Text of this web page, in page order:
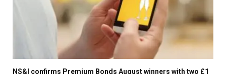
NS&I confirms Premium Bonds August winners with two £1